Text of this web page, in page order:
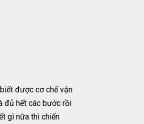
được cơ chế vận
đủ hết các bước rồi
gì nữa thì chiến